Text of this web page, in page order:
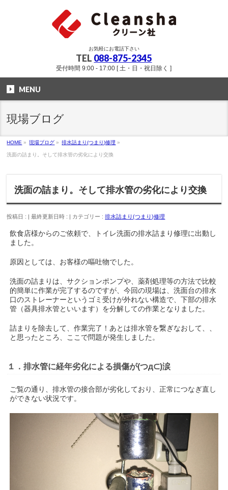
お気軽にお電話下さい
TEL 088-875-2345
受付時間 9:00 - 17:00 [ 土・日・祝日除く ]
MENU
現場ブログ
HOME » 現場ブログ » 排水詰まり(つまり)修理 »
洗面の詰まり。そして排水管の劣化により交換
洗面の詰まり。そして排水管の劣化により交換
投稿日 : 最終更新日時 : カテゴリー :排水詰まり(つまり)修理
飲食店様からのご依頼で、トイレ洗面の排水詰まり修理に出動し
ました。
原因としては、お客様の嘔吐物でした。
洗面の詰まりは、サクションポンプや、薬剤処理等の方法で比較
的簡単に作業が完了するのですが、今回の現場は、洗面台の排水
口のストレーナーというゴミ受けが外れない構造で、下部の排水
管（器具排水管といいます）を分解しての作業となりました。
詰まりを除去して、作業完了！あとは排水管を繋ぎなおして、、
と思ったところ、ここで問題が発生しました。
１．排水管に経年劣化による損傷が(つд⊂)涙
ご覧の通り、排水管の接合部が劣化しており、正常につなぎ直し
ができない状況です。